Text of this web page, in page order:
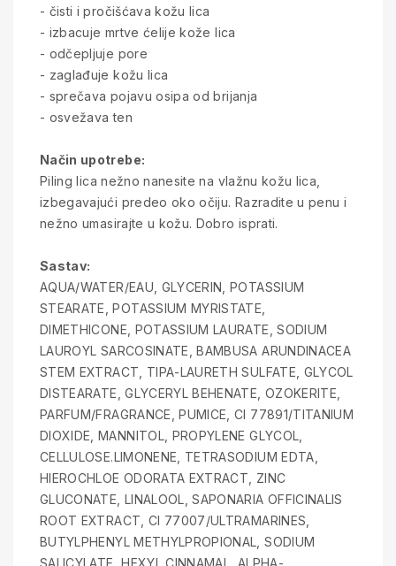
- čisti i pročišćava kožu lica
- izbacuje mrtve ćelije kože lica
- odčepljuje pore
- zaglađuje kožu lica
- sprečava pojavu osipa od brijanja
- osvežava ten
Način upotrebe:
Piling lica nežno nanesite na vlažnu kožu lica,
izbegavajući predeo oko očiju. Razradite u penu i
nežno umasirajte u kožu. Dobro isprati.
Sastav:
AQUA/WATER/EAU, GLYCERIN, POTASSIUM
STEARATE, POTASSIUM MYRISTATE,
DIMETHICONE, POTASSIUM LAURATE, SODIUM
LAUROYL SARCOSINATE, BAMBUSA ARUNDINACEA
STEM EXTRACT, TIPA-LAURETH SULFATE, GLYCOL
DISTEARATE, GLYCERYL BEHENATE, OZOKERITE,
PARFUM/FRAGRANCE, PUMICE, CI 77891/TITANIUM
DIOXIDE, MANNITOL, PROPYLENE GLYCOL,
CELLULOSE.LIMONENE, TETRASODIUM EDTA,
HIEROCHLOE ODORATA EXTRACT, ZINC
GLUCONATE, LINALOOL, SAPONARIA OFFICINALIS
ROOT EXTRACT, CI 77007/ULTRAMARINES,
BUTYLPHENYL METHYLPROPIONAL, SODIUM
SALICYLATE, HEXYL CINNAMAL, ALPHA-